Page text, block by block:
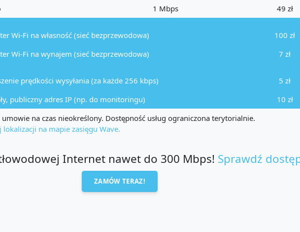
1 Mbps 49 zł
Wi-Fi na własność (sieć bezprzewodowa) 100 zł
Wi-Fi na wynajem (sieć bezprzewodowa)
7 zł
prędkości wysyłania (za każde 256 kbps) 5 zł
publiczny adres IP (np. do monitoringu)
10 zł
na czas nieokreślony. Dostępność usług ograniczona terytorialnie.
na mapie zasięgu Wave.
Internet nawet do 300 Mbps! Sprawdź
ZAMÓW TERAZ!